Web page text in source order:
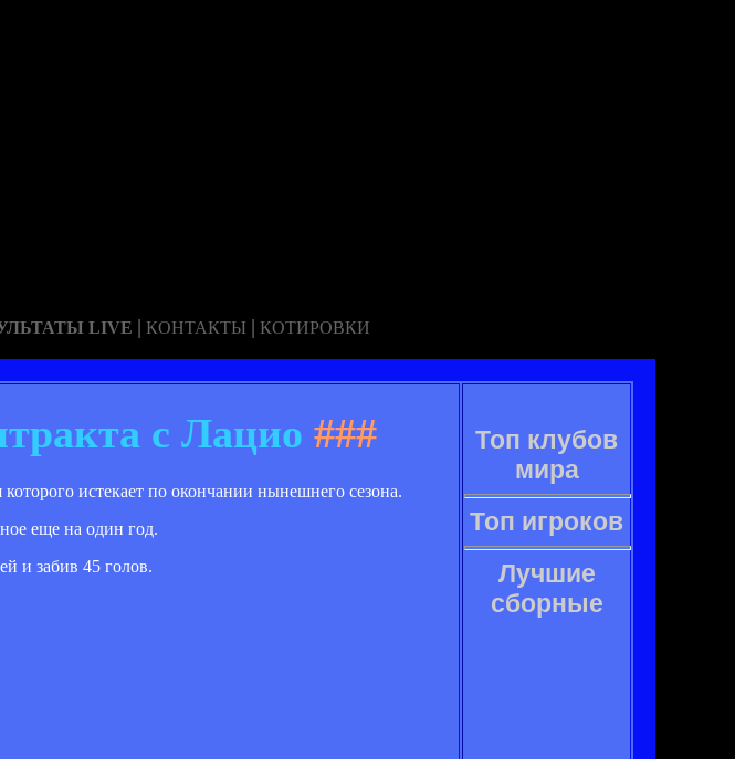
LIVE | КОНТАКТЫ | КОТИРОВКИ
с Лацио ###
истекает по окончании нынешнего сезона.
еще на один год.
и забив 45 голов.
Топ клубов
мира
Топ игроков
Лучшие
сборные